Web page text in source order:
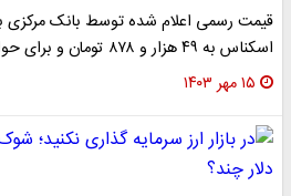
قیمت رسمی اعلام شده توسط بانک مرکزی
اسکناس به ۴۹ هزار و ۸۷۸ تومان و برای حواله به ۴۷ هزار…
۱۵ مهر ۱۴۰۳